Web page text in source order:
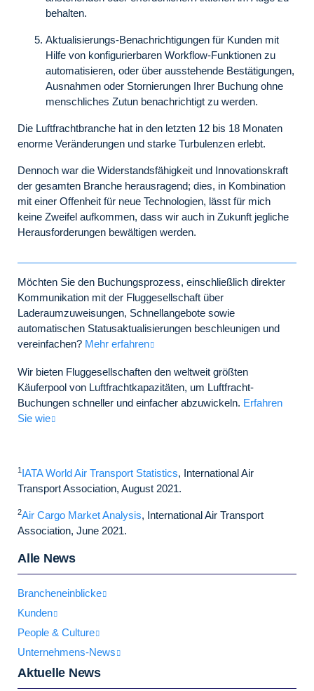
behalten.
Aktualisierungs-Benachrichtigungen für Kunden mit
Hilfe von konfigurierbaren Workflow-Funktionen zu
automatisieren, oder über ausstehende Bestätigungen,
Ausnahmen oder Stornierungen Ihrer Buchung ohne
menschliches Zutun benachrichtigt zu werden.
Die Luftfrachtbranche hat in den letzten 12 bis 18 Monaten
enorme Veränderungen und starke Turbulenzen erlebt.
Dennoch war die Widerstandsfähigkeit und Innovationskraft
der gesamten Branche herausragend; dies, in Kombination
mit einer Offenheit für neue Technologien, lässt für mich
keine Zweifel aufkommen, dass wir auch in Zukunft jegliche
Herausforderungen bewältigen werden.
Möchten Sie den Buchungsprozess, einschließlich direkter
Kommunikation mit der Fluggesellschaft über
Laderaumzuweisungen, Schnellangebote sowie
automatischen Statusaktualisierungen beschleunigen und
vereinfachen? Mehr erfahren
Wir bieten Fluggesellschaften den weltweit größten
Käuferpool von Luftfrachtkapazitäten, um Luftfracht-
Buchungen schneller und einfacher abzuwickeln. Erfahren
Sie wie
1 IATA World Air Transport Statistics, International Air
Transport Association, August 2021.
2Air Cargo Market Analysis, International Air Transport
Association, June 2021.
Alle News
Brancheneinblicke
Kunden
People & Culture
Unternehmens-News
Aktuelle News